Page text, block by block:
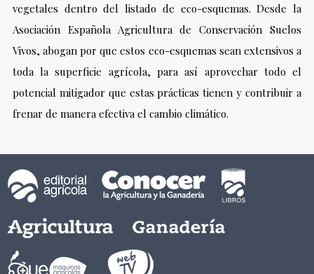
vegetales dentro del listado de eco-esquemas. Desde la
Asociación Española Agricultura de Conservación Suelos
Vivos, abogan por que estos eco-esquemas sean extensivos a
toda la superficie agrícola, para así aprovechar todo el
potencial mitigador que estas prácticas tienen y contribuir a
frenar de manera efectiva el cambio climático.